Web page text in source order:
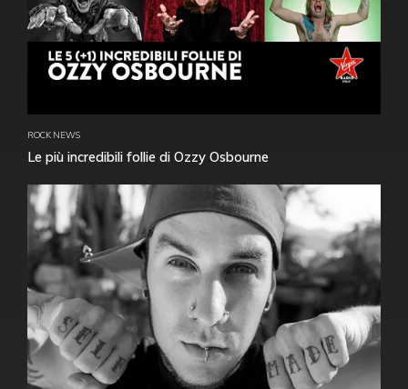
ROCK NEWS
Le più incredibili follie di Ozzy Osbourne